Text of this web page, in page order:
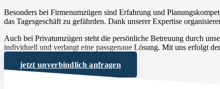
Besonders bei Firmenumzügen sind Erfahrung und
das Tagesgeschäft zu gefährden. Dank unserer Expertise
Auch bei Privatumzügen steht die persönliche Betreuung durch
individuell und verlangt eine passgenaue Lösung. Mit uns erfolgt
jetzt unverbindlich anfragen